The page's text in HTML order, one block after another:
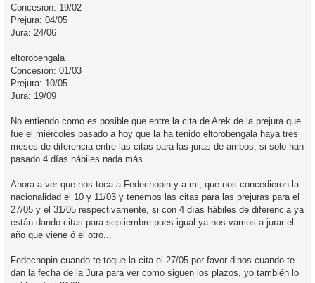
Concesión: 19/02
Prejura: 04/05
Jura: 24/06
eltorobengala
Concesión: 01/03
Prejura: 10/05
Jura: 19/09
No entiendo como es posible que entre la cita de Arek de la prejura que
fue el miércoles pasado a hoy que la ha tenido eltorobengala haya tres
meses de diferencia entre las citas para las juras de ambos, si solo han
pasado 4 días hábiles nada más...
Ahora a ver que nos toca a Fedechopin y a mi, que nos concedieron la
nacionalidad el 10 y 11/03 y tenemos las citas para las prejuras para el
27/05 y el 31/05 respectivamente, si con 4 días hábiles de diferencia ya
están dando citas para septiembre pues igual ya nos vamos a jurar el
año que viene ó el otro...
Fedechopin cuando te toque la cita el 27/05 por favor dinos cuando te
dan la fecha de la Jura para ver como siguen los plazos, yo también lo